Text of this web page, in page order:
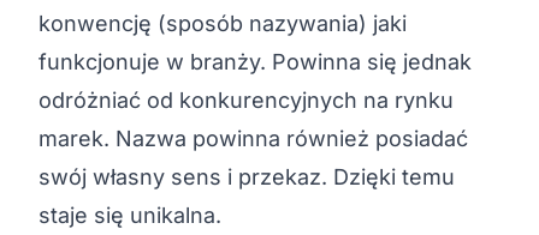
konwencję (sposób nazywania) jaki
funkcjonuje w branży. Powinna się jednak
odróżniać od konkurencyjnych na rynku
marek. Nazwa powinna również posiadać
swój własny sens i przekaz. Dzięki temu
staje się unikalna.